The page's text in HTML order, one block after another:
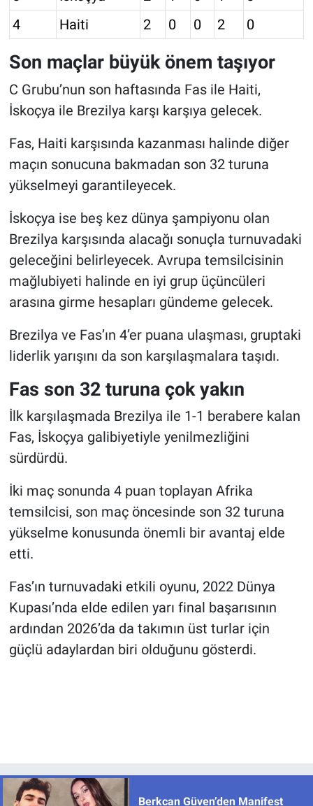
4
Haiti 2 0 0 2 0
Son maçlar büyük önem taşıyor
C Grubu’nun son haftasında Fas ile Haiti,
İskoçya ile Brezilya karşı karşıya gelecek.
Fas, Haiti karşısında kazanması halinde diğer
maçın sonucuna bakmadan son 32 turuna
yükselmeyi garantileyecek.
İskoçya ise beş kez dünya şampiyonu olan
Brezilya karşısında alacağı sonuçla turnuvadaki
geleceğini belirleyecek. Avrupa temsilcisinin
mağlubiyeti halinde en iyi grup üçüncüleri
arasına girme hesapları gündeme gelecek.
Brezilya ve Fas’ın 4’er puana ulaşması, gruptaki
liderlik yarışını da son karşılaşmalara taşıdı.
Fas son 32 turuna çok yakın
İlk karşılaşmada Brezilya ile 1-1 berabere kalan
Fas, İskoçya galibiyetiyle yenilmezliğini
sürdürdü.
İki maç sonunda 4 puan toplayan Afrika
temsilcisi, son maç öncesinde son 32 turuna
yükselme konusunda önemli bir avantaj elde
etti.
Fas’ın turnuvadaki etkili oyunu, 2022 Dünya
Kupası’nda elde edilen yarı final başarısının
ardından 2026’da da takımın üst turlar için
güçlü adaylardan biri olduğunu gösterdi.
Berkcan Güven’den Manifest